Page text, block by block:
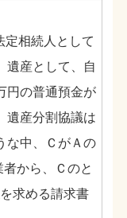
定相続人として
遺産として、自
円の普通預金が
遺産分割協議は
な中、ＣがＡの
から、Ｃのと
求める請求書